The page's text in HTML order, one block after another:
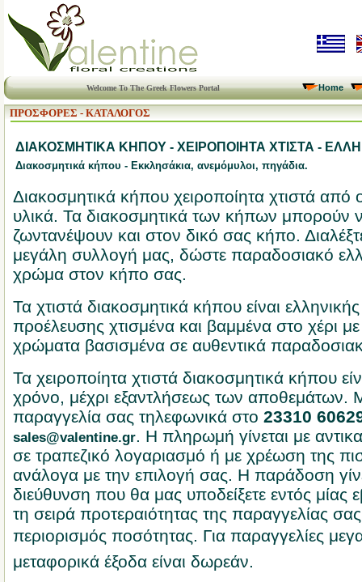
Welcome To The Greek Flowers Portal Home
ΠΡΟΣΦΟΡΕΣ - ΚΑΤΑΛΟΓΟΣ
ΔΙΑΚΟΣΜΗΤΙΚΑ ΚΗΠΟΥ - ΧΕΙΡΟΠΟΙΗΤΑ ΧΤΙΣΤΑ -
Διακοσμητικά κήπου - Εκκλησάκια, ανεμόμυλοι, πηγάδια.
Διακοσμητικά κήπου χειροποίητα χτιστά από
υλικά. Τα διακοσμητικά των κήπων μπορούν
ζωντανέψουν και στον δικό σας κήπο.
μεγάλη συλλογή μας, δώστε παραδοσιακό
χρώμα στον κήπο σας.
Τα χτιστά διακοσμητικά κήπου είναι ελληνικής
προέλευσης χτισμένα και βαμμένα στο χέρι
χρώματα βασισμένα σε αυθεντικά
Τα χειροποίητα χτιστά διακοσμητικά κήπου
χρόνο, μέχρι εξαντλήσεως των αποθεμάτων.
παραγγελία σας τηλεφωνικά στο 23310
sales@valentine.gr. Η πληρωμή γίνεται με
σε τραπεζικό λογαριασμό ή με χρέωση της
ανάλογα με την επιλογή σας. Η παράδοση
διεύθυνση που θα μας υποδείξετε εντός
τη σειρά προτεραιότητας της παραγγελίας
περιορισμός ποσότητας. Για παραγγελίες
μεταφορικά έξοδα είναι δωρεάν.